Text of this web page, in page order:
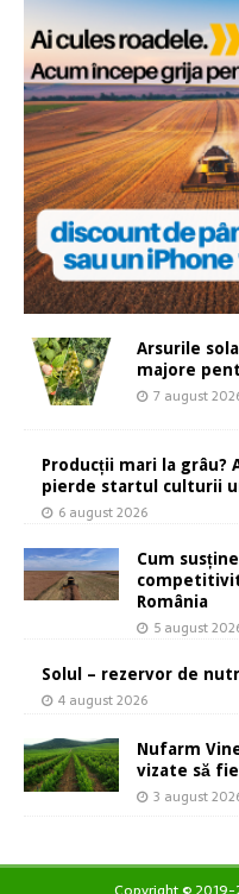
Arsurile
majore
7 august
Producții mari la grâu?
pierde startul culturii
6 august 2026
Cum
România
5 august
Solul – rezervor de
4 august 2026
Nufarm
vizate să
3 august